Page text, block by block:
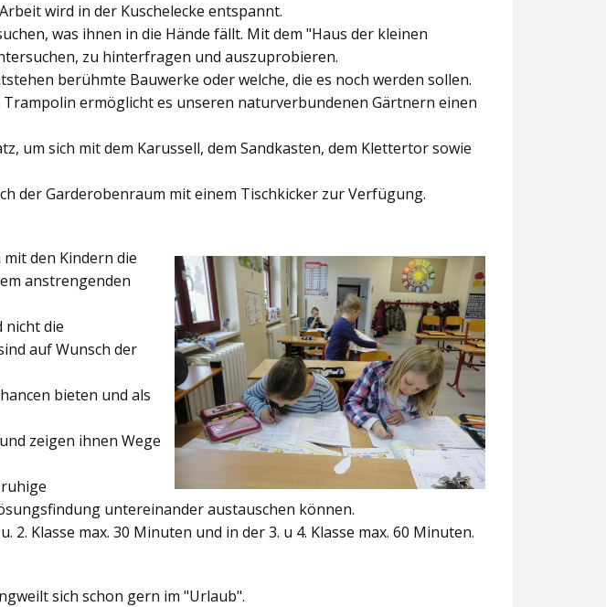
wird in der Kuschelecke entspannt.
was ihnen in die Hände fällt. Mit dem "Haus der kleinen
zu hinterfragen und auszuprobieren.
berühmte Bauwerke oder welche, die es noch werden sollen.
ermöglicht es unseren naturverbundenen Gärtnern einen
um sich mit dem Karussell, dem Sandkasten, dem Klettertor sowie
derGarderobenraum mit einem Tischkicker zur Verfügung.
den Kindern die
anstrengenden
nicht die
auf Wunsch der
bieten und als
zeigen ihnen Wege
untereinander austauschen können.
Klasse max. 30 Minuten und in der 3. u 4. Klasse max. 60 Minuten.
sich schon gern im "Urlaub".